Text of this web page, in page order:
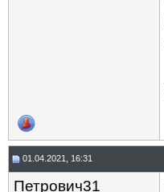
01.04.2021, 16:31
Петрович31